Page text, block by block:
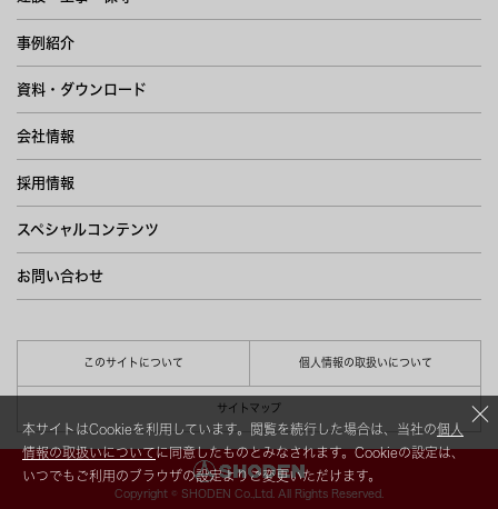
事例紹介
資料・ダウンロード
会社情報
採用情報
スペシャルコンテンツ
お問い合わせ
このサイトについて 個人情報の取扱いについて
サイトマップ
Copyright © SHODEN Co.,Ltd. All Rights Reserved.
本サイトはCookieを利用しています。閲覧を続行した場合は、当社の個人
情報の取扱いについてに同意したものとみなされます。Cookieの設定は、
いつでもご利用のブラウザの設定よりご変更いただけます。